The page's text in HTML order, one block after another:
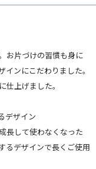
お片づけの習慣も身に
ンにこだわりました。
上げました。
デザイン
長して使わなくなった
るデザインで長くご使用